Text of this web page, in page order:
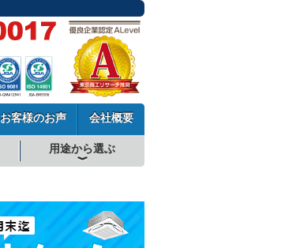
お客様のお声 会社概要
用途から選ぶ